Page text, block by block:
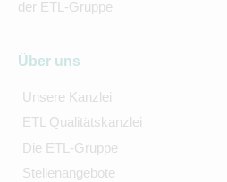
der ETL-Gruppe
Über uns
Unsere Kanzlei
ETL Qualitätskanzlei
Die ETL-Gruppe
Stellenangebote